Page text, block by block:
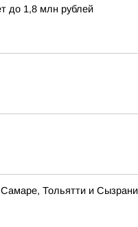
до 1,8 млн рублей
Тольятти и Сызрани